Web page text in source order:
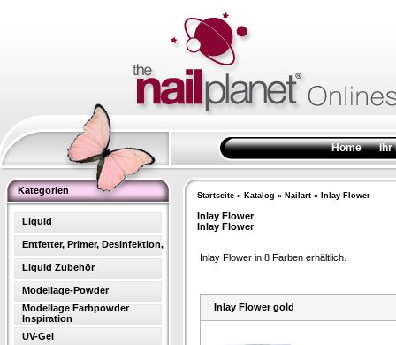
Home Ihr
Kategorien
Liquid
Entfetter, Primer, Desinfektion,
Liquid Zubehör
Modellage-Powder
Modellage Farbpowder
Inspiration
UV-Gel
Startseite » Katalog » Nailart » Inlay Flower
Inlay Flower
Inlay Flower
Inlay Flower in 8 Farben erhältlich.
Inlay Flower gold